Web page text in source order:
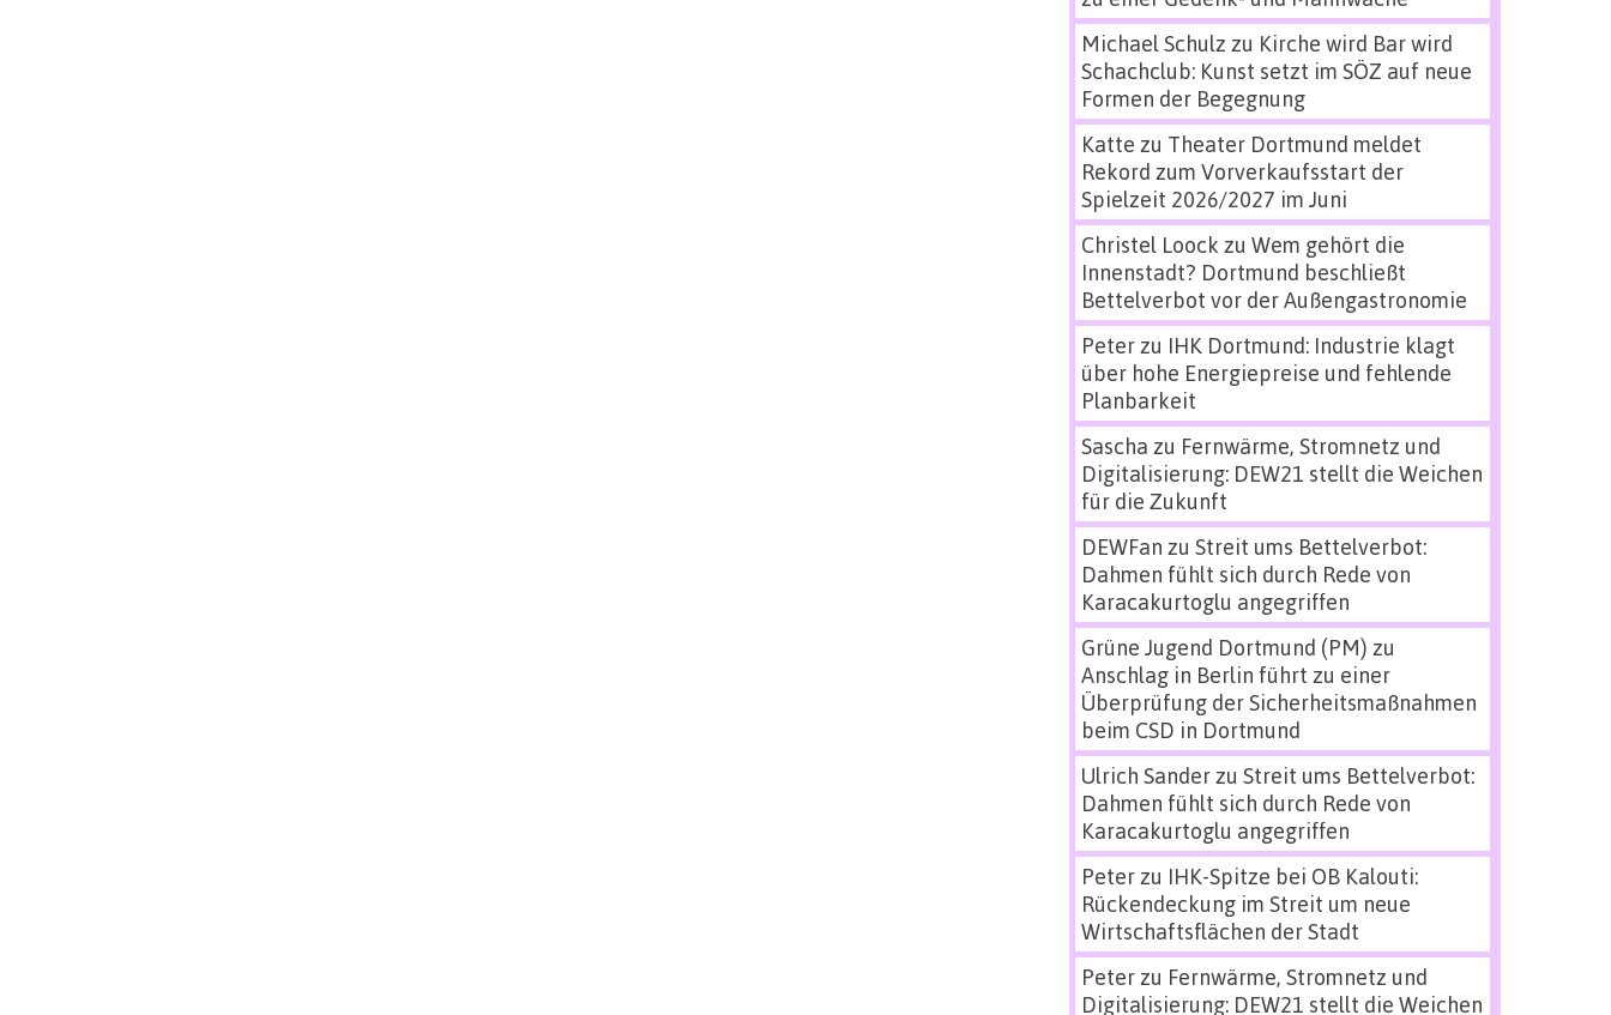
Michael Schulz zu Kirche wird Bar wird
Schachclub: Kunst setzt im SÖZ auf neue
Formen der Begegnung
Katte zu Theater Dortmund meldet
Rekord zum Vorverkaufsstart der
Spielzeit 2026/2027 im Juni
Christel Loock zu Wem gehört die
Innenstadt? Dortmund beschließt
Bettelverbot vor der Außengastronomie
Peterzu IHK Dortmund: Industrie klagt
über hohe Energiepreise und fehlende
Planbarkeit
Sascha zu Fernwärme, Stromnetz und
Digitalisierung: DEW21 stellt die Weichen
für die Zukunft
DEWFan zu Streit ums Bettelverbot:
Dahmen fühlt sich durch Rede von
Karacakurtoglu angegriffen
Grüne Jugend Dortmund (PM) zu
Anschlag in Berlin führt zu einer
Überprüfung der Sicherheitsmaßnahmen
beim CSD in Dortmund
Ulrich Sanderzu Streit ums Bettelverbot:
Dahmen fühlt sich durch Rede von
Karacakurtoglu angegriffen
Peterzu IHK-Spitze bei OB Kalouti:
Rückendeckung im Streit um neue
Wirtschaftsflächen der Stadt
Peterzu Fernwärme, Stromnetz und
Digitalisierung: DEW21 stellt die Weichen